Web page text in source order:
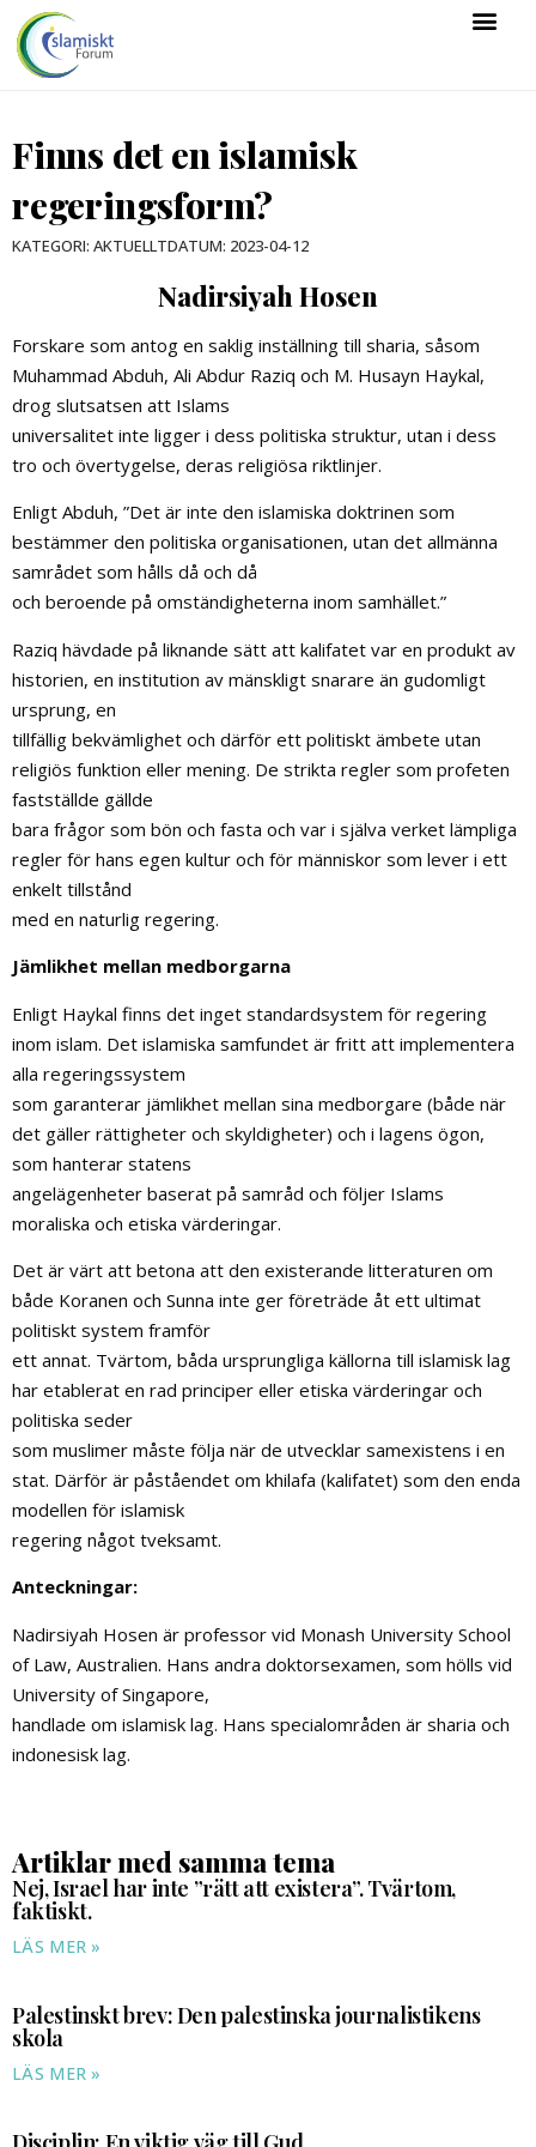
Finns det en islamisk
regeringsform?
KATEGORI: AKTUELLTDATUM: 2023-04-12
Nadirsiyah Hosen
Forskare som antog en saklig inställning till sharia, såsom
Muhammad Abduh, Ali Abdur Raziq och M. Husayn Haykal,
drog slutsatsen att Islams
universalitet inte ligger i dess politiska struktur, utan i dess
tro och övertygelse, deras religiösa riktlinjer.
Enligt Abduh, ”Det är inte den islamiska doktrinen som
bestämmer den politiska organisationen, utan det allmänna
samrådet som hålls då och då
och beroende på omständigheterna inom samhället.”
Raziq hävdade på liknande sätt att kalifatet var en produkt av
historien, en institution av mänskligt snarare än gudomligt
ursprung, en
tillfällig bekvämlighet och därför ett politiskt ämbete utan
religiös funktion eller mening. De strikta regler som profeten
fastställde gällde
bara frågor som bön och fasta och var i själva verket lämpliga
regler för hans egen kultur och för människor som lever i ett
enkelt tillstånd
med en naturlig regering.
Jämlikhet mellan medborgarna
Enligt Haykal finns det inget standardsystem för regering
inom islam. Det islamiska samfundet är fritt att implementera
alla regeringssystem
som garanterar jämlikhet mellan sina medborgare (både när
det gäller rättigheter och skyldigheter) och i lagens ögon,
som hanterar statens
angelägenheter baserat på samråd och följer Islams
moraliska och etiska värderingar.
Det är värt att betona att den existerande litteraturen om
både Koranen och Sunna inte ger företräde åt ett ultimat
politiskt system framför
ett annat. Tvärtom, båda ursprungliga källorna till islamisk lag
har etablerat en rad principer eller etiska värderingar och
politiska seder
som muslimer måste följa när de utvecklar samexistens i en
stat. Därför är påståendet om khilafa (kalifatet) som den enda
modellen för islamisk
regering något tveksamt.
Anteckningar:
Nadirsiyah Hosen är professor vid Monash University School
of Law, Australien. Hans andra doktorsexamen, som hölls vid
University of Singapore,
handlade om islamisk lag. Hans specialområden är sharia och
indonesisk lag.
Artiklar med samma tema
Nej, Israel har inte ”rätt att existera”. Tvärtom,
faktiskt.
LÄS MER »
Palestinskt brev: Den palestinska journalistikens
skola
LÄS MER »